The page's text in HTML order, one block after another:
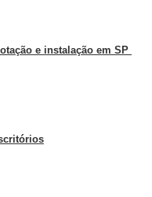
e instalação em SP